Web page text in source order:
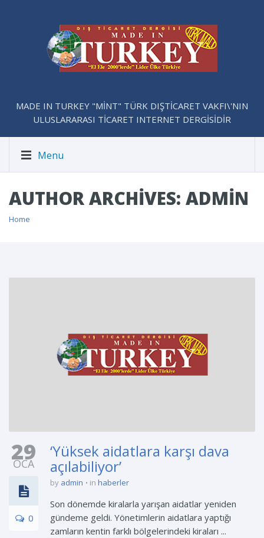
MADE IN TURKEY "MİNT" TÜRK DIŞTİCARET VAKFI\'NIN
ULUSLARARASI TİCARET INTERNET DERGİSİDİR
Menu
AUTHOR ARCHIVES: ADMIN
Home
29
OCA
0
‘Yüksek aidatlara karşı dava
açılabiliyor’
by admin in haberler
Son dönemde kiralarla yarışan aidatlar yeniden
gündeme geldi. Yönetimlerin aidatlara yaptığı
zamların kentin farklı bölgelerindeki kiraları ...